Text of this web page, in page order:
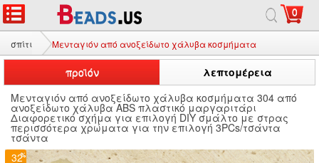
0
σπίτι Μενταγιόν από ανοξείδωτο χάλυβα κοσμήματα
προϊόν
λεπτομέρεια
Μενταγιόν από ανοξείδωτο χάλυβα κοσμήματα 304 από
ανοξείδωτο χάλυβα ABS πλαστικό μαργαριτάρι
Διαφορετικό σχήμα για επιλογή DIY σμάλτο με στρας
περισσότερα χρώματα για την επιλογή 3PCs/τσάντα
τσάντα
32